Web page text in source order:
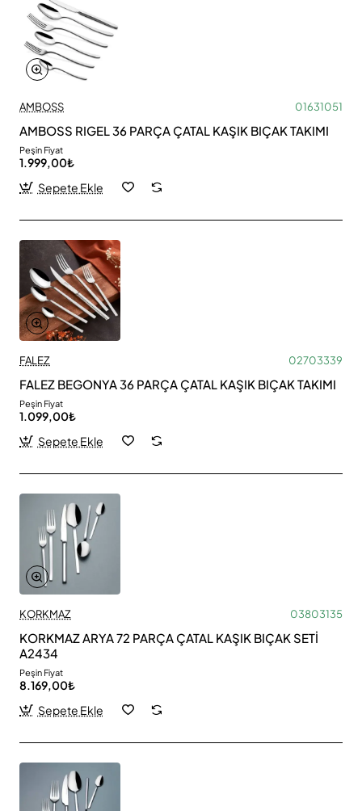
AMBOSS 01631051
AMBOSS RIGEL 36 PARÇA ÇATAL KAŞIK BIÇAK TAKIMI
Peşin Fiyat
1.999,00₺
Sepete Ekle
FALEZ 02703339
FALEZ BEGONYA 36 PARÇA ÇATAL KAŞIK BIÇAK TAKIMI
Peşin Fiyat
1.099,00₺
Sepete Ekle
KORKMAZ 03803135
KORKMAZ ARYA 72 PARÇA ÇATAL KAŞIK BIÇAK SETİ
A2434
Peşin Fiyat
8.169,00₺
Sepete Ekle